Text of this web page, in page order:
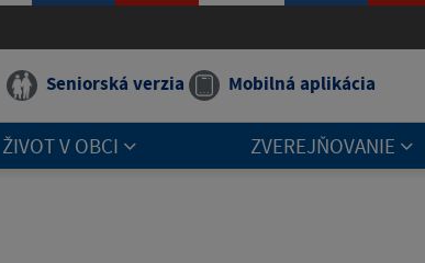
Seniorská verzia Mobilná aplikácia
ŽIVOT V OBCI ZVEREJŇOVANIE